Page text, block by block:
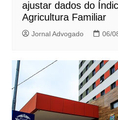
ajustar dados do
Agricultura Familiar
Jornal Advogado 06/